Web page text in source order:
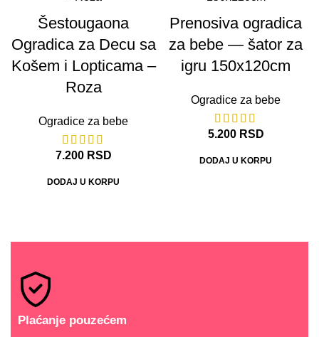
Šestougaona
Ogradica za Decu sa
Košem i Lopticama –
Roza
Ogradice za bebe
7.200 RSD
DODAJ U KORPU
Prenosiva ogradica
za bebe — šator za
igru 150x120cm
Ogradice za bebe
5.200 RSD
DODAJ U KORPU
Plaćanje pouzećem